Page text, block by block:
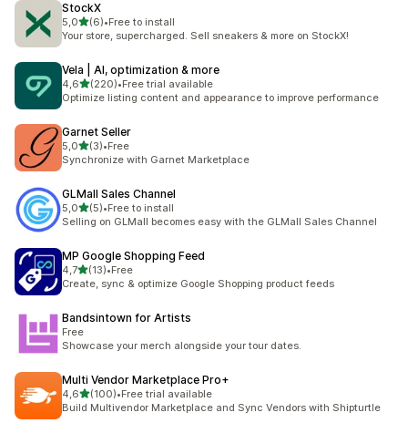
StockX
5,0z 5 hvězd
(6)
Celkový počet recenzí: 6
•Free to install
Your store, supercharged. Sell sneakers & more on StockX!
Vela | AI, optimization & more
4,6z 5 hvězd
(220)
Celkový počet recenzí: 220
•Free trial available
Optimize listing content and appearance to improve performance
Garnet Seller
5,0z 5 hvězd
(3)
Celkový počet recenzí: 3
•Free
Synchronize with Garnet Marketplace
GLMall Sales Channel
5,0z 5 hvězd
(5)
Celkový počet recenzí: 5
•Free to install
Selling on GLMall becomes easy with the GLMall Sales Channel
MP Google Shopping Feed
4,7z 5 hvězd
(13)
Celkový počet recenzí: 13
•Free
Create, sync & optimize Google Shopping product feeds
Bandsintown for Artists
Free
Showcase your merch alongside your tour dates.
Multi Vendor Marketplace Pro+
4,6z 5 hvězd
(100)
Celkový počet recenzí: 100
•Free trial available
Build Multivendor Marketplace and Sync Vendors with Shipturtle